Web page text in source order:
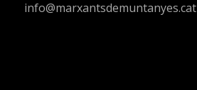
info@marxantsdemuntanyes.cat